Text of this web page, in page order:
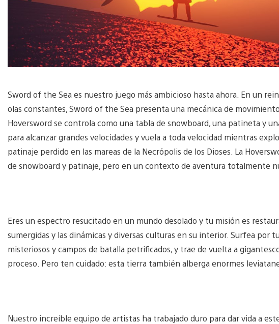
Sword of the Sea es nuestro juego más ambicioso hasta ahora. En un
olas constantes, Sword of the Sea presenta una mecánica de
Hoversword se controla como una tabla de snowboard, una patineta y
para alcanzar grandes velocidades y vuela a toda velocidad mientras
patinaje perdido en las mareas de la Necrópolis de los Dioses. La
de snowboard y patinaje, pero en un contexto de aventura totalmente
Eres un espectro resucitado en un mundo desolado y tu misión es
sumergidas y las dinámicas y diversas culturas en su interior. Surfea por
misteriosos y campos de batalla petrificados, y trae de vuelta a
proceso. Pero ten cuidado: esta tierra también alberga enormes
Nuestro increíble equipo de artistas ha trabajado duro para dar vida a